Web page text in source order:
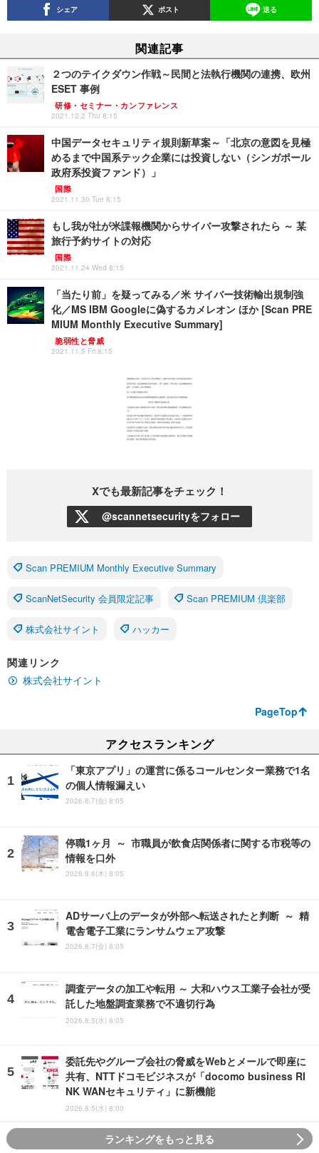
シェア ポスト 送る
関連記事
２つのテイクダウン作戦～民間と法執行機関の連携、欧州
ESET 事例
研修・セミナー・カンファレンス
2021.12.2 Thu 8:15
中国データセキュリティ規則新草案～「北京の意図を見極
めるまで中国系テック企業には投資しない（シンガポール
政府系投資ファンド）」
国際
2021.11.30 Tue 8:15
もし我が社が米諜報機関からサイバー攻撃されたら ～ 某
旅行予約サイトの対応
国際
2021.11.24 Wed 8:15
「当たり前」を疑ってみる／米 サイバー技術輸出規制強
化／MS IBM Googleに偽するカメレオン ほか [Scan PRE
MIUM Monthly Executive Summary]
脆弱性と脅威
2021.11.5 Fri 8:15
Xでも最新記事をチェック！
@scannetsecurityをフォロー
Scan PREMIUM Monthly Executive Summary
ScanNetSecurity 会員限定記事 Scan PREMIUM 倶楽部
株式会社サイント ハッカー
関連リンク
株式会社サイント
PageTop
アクセスランキング
「東京アプリ」の運営に係るコールセンター業務で1名
の個人情報漏えい
2026.8.7(金) 8:05
停職1ヶ月 ～ 市職員が飲食店関係者に関する市税等の
情報を口外
2026.8.6(木) 8:05
ADサーバ上のデータが外部へ転送されたと判断 ～ 精
電舎電子工業にランサムウェア攻撃
2026.8.7(金) 8:05
調査データの加工や転用 ～ 大和ハウス工業子会社が受
託した地盤調査業務で不適切行為
2026.8.5(水) 8:05
委託先やグループ会社の脅威をWebとメールで即座に
共有、NTTドコモビジネスが「docomo business RI
NK WANセキュリティ」に新機能
2026.8.5(水) 8:00
ランキングをもっと見る